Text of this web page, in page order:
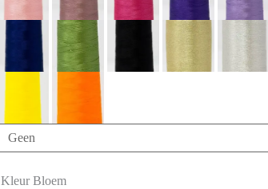
Kleur Bloem